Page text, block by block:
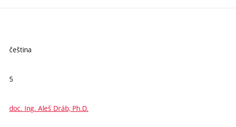
čeština
5
doc. Ing. Aleš Dráb, Ph.D.